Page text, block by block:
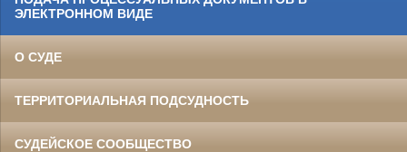
ЭЛЕКТРОННОМ ВИДЕ
О СУДЕ
ТЕРРИТОРИАЛЬНАЯ ПОДСУДНОСТЬ
СУДЕЙСКОЕ СООБЩЕСТВО